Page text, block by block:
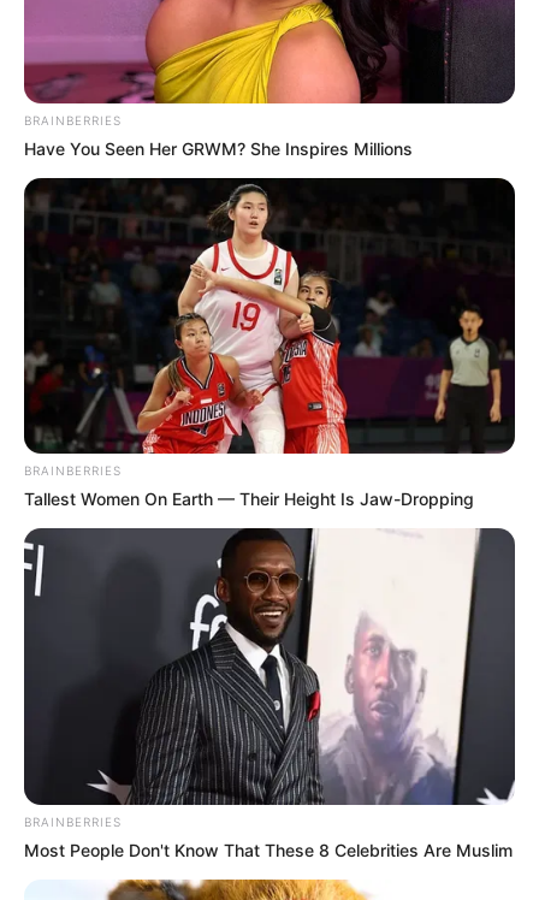
BRAINBERRIES
Have You Seen Her GRWM? She Inspires Millions
BRAINBERRIES
Tallest Women On Earth — Their Height Is Jaw-Dropping
BRAINBERRIES
Most People Don't Know That These 8 Celebrities Are Muslim